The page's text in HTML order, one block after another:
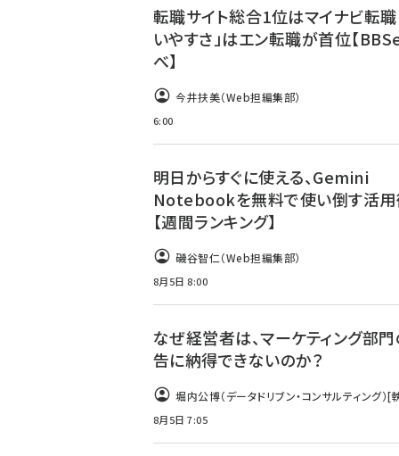
転職サイト総合1位はマイナビ転職
いやすさ」はエン転職が首位【
べ】
今井扶美（Web担編集部）
6:00
明日からすぐに使える、Gemini
Notebookを無料で使い倒す活
【週間ランキング】
磯谷智仁（Web担編集部）
8月5日 8:00
なぜ経営者は、マーケティング部
告に納得できないのか？
堀内公博（データドリブン・コンサルティング）[
8月5日 7:05